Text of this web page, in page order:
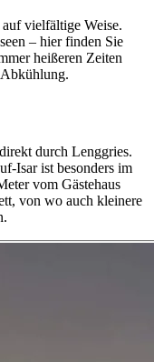
vielfältige Weise.
– hier finden Sie
heißeren Zeiten
durch Lenggries.
Isar ist besonders im
vom Gästehaus
von wo auch kleinere